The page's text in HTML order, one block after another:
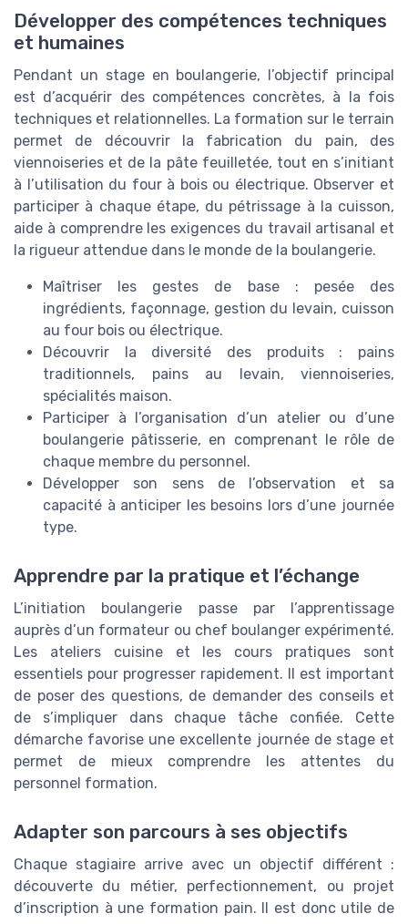
Développer des compétences techniques
et humaines
Pendant un stage en boulangerie, l’objectif principal
est d’acquérir des compétences concrètes, à la fois
techniques et relationnelles. La formation sur le terrain
permet de découvrir la fabrication du pain, des
viennoiseries et de la pâte feuilletée, tout en s’initiant
à l’utilisation du four à bois ou électrique. Observer et
participer à chaque étape, du pétrissage à la cuisson,
aide à comprendre les exigences du travail artisanal et
la rigueur attendue dans le monde de la boulangerie.
Maîtriser les gestes de base : pesée des
ingrédients, façonnage, gestion du levain, cuisson
au four bois ou électrique.
Découvrir la diversité des produits : pains
traditionnels, pains au levain, viennoiseries,
spécialités maison.
Participer à l’organisation d’un atelier ou d’une
boulangerie pâtisserie, en comprenant le rôle de
chaque membre du personnel.
Développer son sens de l’observation et sa
capacité à anticiper les besoins lors d’une journée
type.
Apprendre par la pratique et l’échange
L’initiation boulangerie passe par l’apprentissage
auprès d’un formateur ou chef boulanger expérimenté.
Les ateliers cuisine et les cours pratiques sont
essentiels pour progresser rapidement. Il est important
de poser des questions, de demander des conseils et
de s’impliquer dans chaque tâche confiée. Cette
démarche favorise une excellente journée de stage et
permet de mieux comprendre les attentes du
personnel formation.
Adapter son parcours à ses objectifs
Chaque stagiaire arrive avec un objectif différent :
découverte du métier, perfectionnement, ou projet
d’inscription à une formation pain. Il est donc utile de